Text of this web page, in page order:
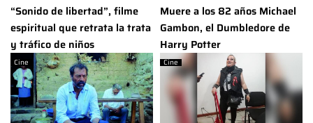
“Sonido de libertad”, filme
espiritual que retrata la trata
y tráfico de niños
Muere a los 82 años Michael
Gambon, el Dumbledore de
Harry Potter
Cine Cine